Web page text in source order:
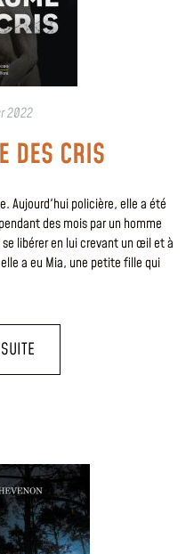
2022
DES CRIS
Aujourd'hui policière, elle a été
des mois par un homme
libérer en lui crevant un œil et à
a eu Mia, une petite fille qui